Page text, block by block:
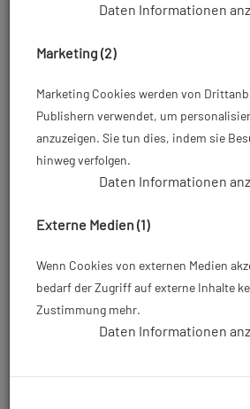
Daten Informationen
Marketing (2)
Marketing Cookies werden von
Publishern verwendet, um
anzuzeigen. Sie tun dies, indem sie
hinweg verfolgen.
Daten Informationen
Externe Medien (1)
Wenn Cookies von externen Medien
bedarf der Zugriff auf externe Inhalte
Zustimmung mehr.
Daten Informationen